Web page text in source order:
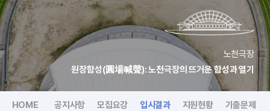
노천극장
원장함성(圓場喊聲): 노천극장의 뜨거운 함성과 열기
HOME 공지사항 모집요강 입시결과 지원현황 기출문제